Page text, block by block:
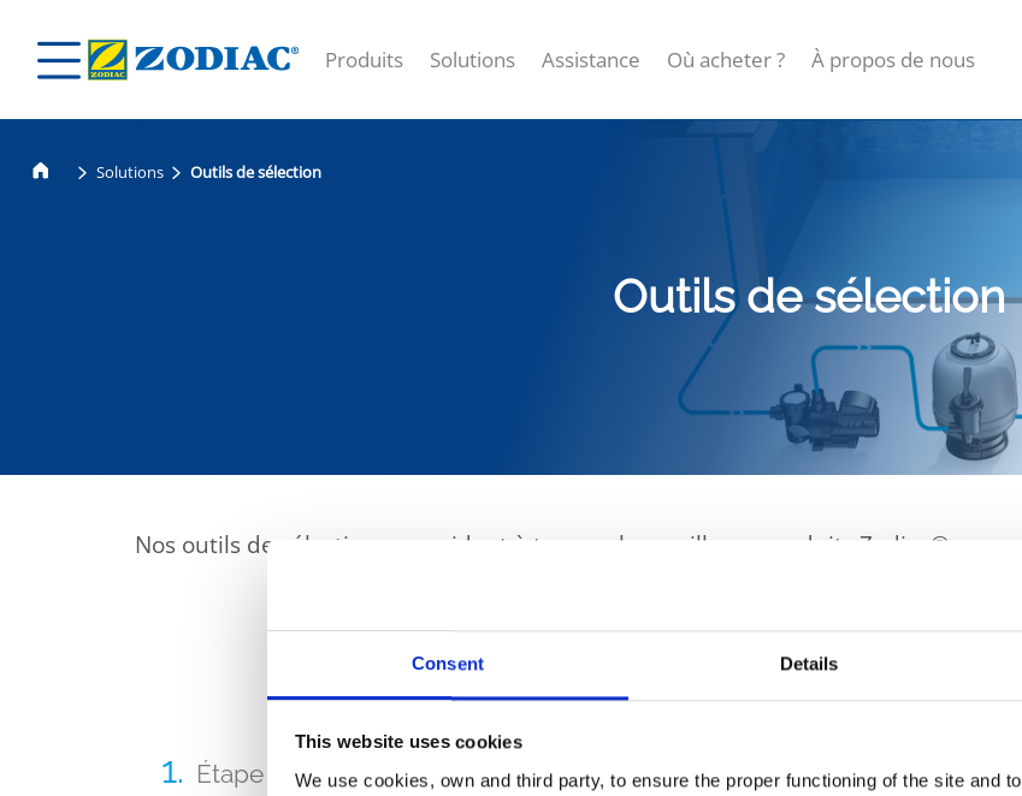
Consent Details
This website uses cookies
We use cookies, own and third party, to ensure the proper functioning of the site and
Produits Solutions Assistance Où acheter ? À propos de nous
Solutions Outils de sélection
Outils de sélection
Nos outils de sélection vous aident à trouver les meilleurs produits Zodiac® pour
1. Étape 2. Étape